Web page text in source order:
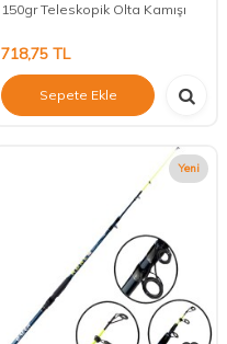
150gr Teleskopik Olta Kamışı
718,75 TL
Sepete Ekle
Yeni